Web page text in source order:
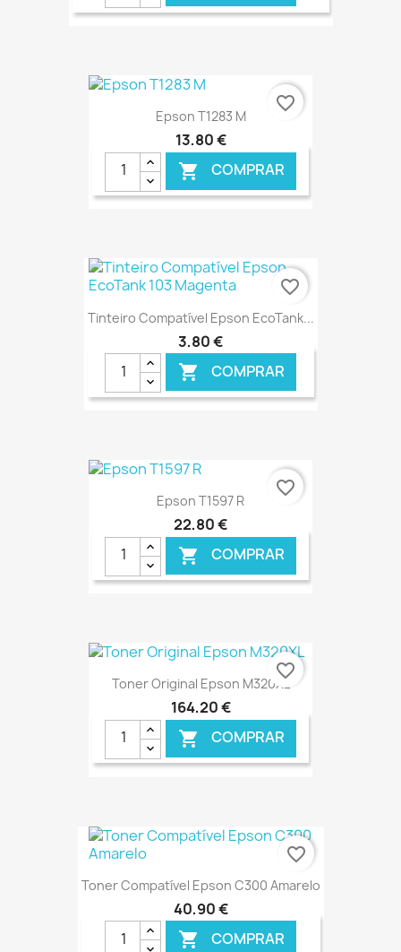
€ ONLINE
Epson T1283 M
13,80 €
 COMPRAR
€ ONLINE
favorite_border
Tinteiro Compatível Epson EcoTank...
3,80 €
 COMPRAR
favorite_border
Epson T1597 R
22,80 €
 COMPRAR
€ ONLINE
favorite_border
Toner Original Epson M320XL
164,20 €
 COMPRAR
€ ONLINE
favorite_border
Toner Compatível Epson C300 Amarelo
40,90 €
 COMPRAR
favorite_border